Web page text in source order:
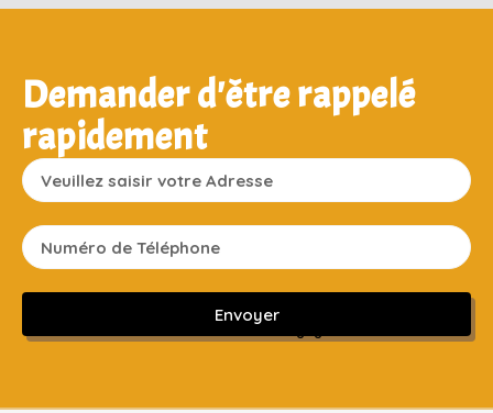
Demander d'être rappelé
rapidement
Envoyer
Sans engagement ni frais cachés